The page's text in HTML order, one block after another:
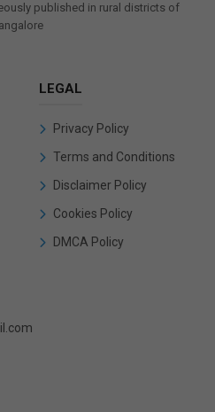
published in rural districts of
LEGAL
Privacy Policy
Terms and Conditions
Disclaimer Policy
Cookies Policy
DMCA Policy